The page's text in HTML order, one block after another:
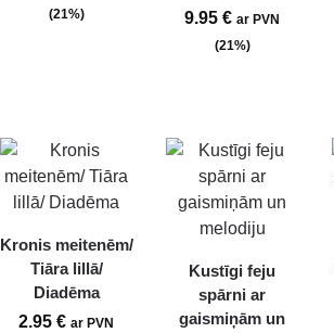
(21%)
9.95€ ar PVN
(21%)
Kronis meitenēm/
Tiāra lillā/
Diadēma
2.95€ ar PVN
Kustīgi feju
spārni ar
gaismiņām un